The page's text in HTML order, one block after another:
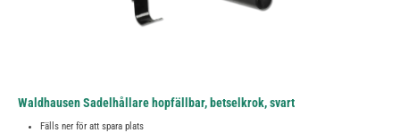
Waldhausen Sadelhållare hopfällbar, betselkrok, svart
Fälls ner för att spara plats